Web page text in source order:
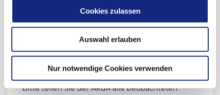
Cookies zulassen
Auswahl erlauben
Nur notwendige Cookies verwenden
plötzliche Blutdrucksteigerungen. Das Blutbild,
Auftreten eines der o. g. Symptome kontrolliert
werden. Das Interferon sollte bei Verdacht auf
HUS sofort abgesetzt werden.
Bitte teilen Sie der AkdÄ alle beobachteten